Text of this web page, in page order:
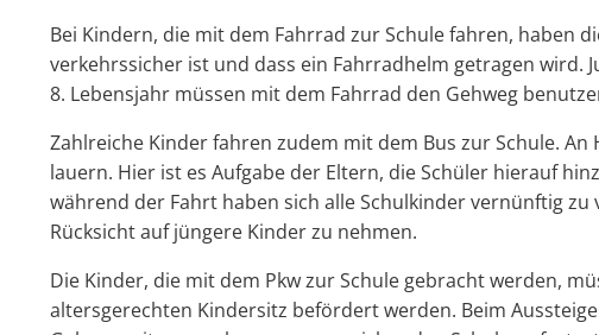
Bei Kindern, die mit dem Fahrrad zur Schule fahren, haben
verkehrssicher ist und dass ein Fahrradhelm getragen wird.
8. Lebensjahr müssen mit dem Fahrrad den Gehweg
Zahlreiche Kinder fahren zudem mit dem Bus zur Schule.
lauern. Hier ist es Aufgabe der Eltern, die Schüler hierauf
während der Fahrt haben sich alle Schulkinder vernünftig
Rücksicht auf jüngere Kinder zu nehmen.
Die Kinder, die mit dem Pkw zur Schule gebracht werden,
altersgerechten Kindersitz befördert werden. Beim